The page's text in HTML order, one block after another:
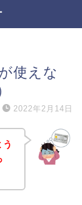
使えな
2022年2月14日